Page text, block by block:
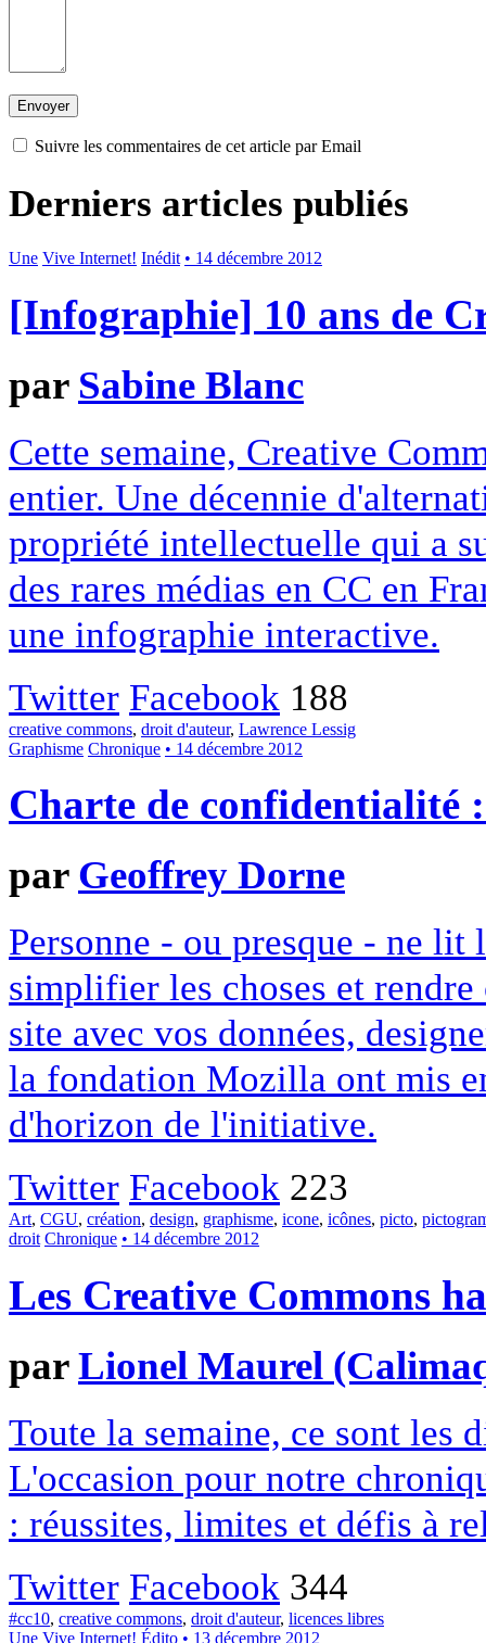
Suivre les commentaires de cet article par Email
Derniers articles publiés
Une Vive Internet! Inédit • 14 décembre 2012
[Infographie] 10 ans de
par Sabine Blanc
Cette semaine, Creative
entier. Une décennie
propriété intellectuelle qui a
des rares médias en CC en
une infographie interactive.
Twitter Facebook 188
creative commons, droit d'auteur, Lawrence Lessig
Graphisme Chronique • 14 décembre 2012
Charte de confidentialité
par Geoffrey Dorne
Personne - ou presque - ne
simplifier les choses et
site avec vos données,
la fondation Mozilla ont mis
d'horizon de l'initiative.
Twitter Facebook 223
Art, CGU, création, design, graphisme, icone, icônes, picto,
droit Chronique • 14 décembre 2012
Les Creative Commons
parLionel Maurel
Toute la semaine, ce sont les
L'occasion pour notre
: réussites, limites et défis à
Twitter Facebook 344
#cc10, creative commons, droit d'auteur, licences libres
Une Vive Internet! Édito • 13 décembre 2012